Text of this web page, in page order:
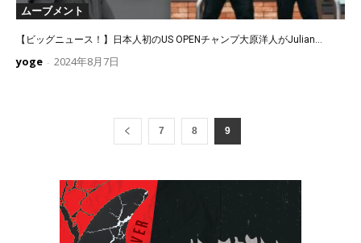
ムーブメント
【ビッグニュース！】日本人初のUS OPENチャンプ大原洋人がJulian...
yoge - 2024年8月7日
7 8 9